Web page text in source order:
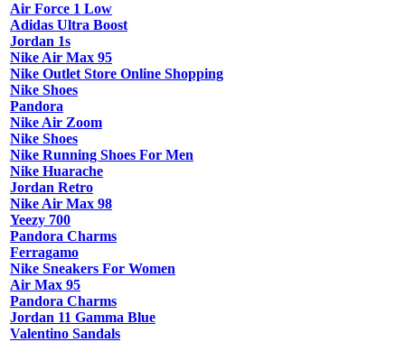
Air Force 1 Low
Adidas Ultra Boost
Jordan 1s
Nike Air Max 95
Nike Outlet Store Online Shopping
Nike Shoes
Pandora
Nike Air Zoom
Nike Shoes
Nike Running Shoes For Men
Nike Huarache
Jordan Retro
Nike Air Max 98
Yeezy 700
Pandora Charms
Ferragamo
Nike Sneakers For Women
Air Max 95
Pandora Charms
Jordan 11 Gamma Blue
Valentino Sandals